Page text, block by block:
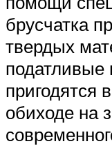
брусчатка
твердых
податливые
пригодятся
обиходе на